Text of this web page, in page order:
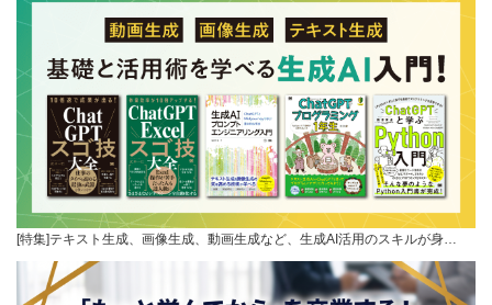
[特集]テキスト生成、画像生成、動画生成など、生成AI活用のスキルが身…